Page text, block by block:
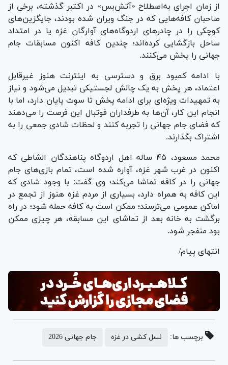
از زمان اجرای به‌اصطلاح «آتش‌بس» در اکتبر گذشته، برخی از
صاحبان کافه‌هایی که در جنگ ویران شده بودند، جایگزین‌های
کوچکی را در چادر‌های اردوگاه‌های آوارگان غزه یا در امتداد
ساحل بازگشایی کرده‌اند؛ چندین کافه اکنون مسابقات جام
جهانی را پخش می‌کنند.
با ادامه کمبود برق و دسترسی به اینترنت هنوز غیرقابل
اعتماد، هر پخش به یک چالش لجستیکی تبدیل می‌شود و نیاز
به تمهیدات ویژه‌ای برای ادامه پخش تا سوت پایان دارد، اما با
انجام این کار، آن‌ها به طرفداران فوتبال این فرصت را می‌دهند
که فضای جام جهانی را تجربه کنند و لحظات شادی جمعی را به
اشتراک بگذارند.
محمد مسعود، ۴۵ ساله اهل اردوگاه پناهندگان الشاطی که
اکنون در غرب شهر غزه، آواره شده است، تمام بازی‌های جام
جهانی را در کافه تماشا می‌کند؛ وی گفت: با وجود شادی که
این کافه به همراه دارد، بسیاری از مردم غزه هنوز از تجمع در
اماکن عمومی می‌ترسند؛ ممکن است به کافه حمله شود؛ در راه
برگشت به خانه بعد از تماشای این مسابقه، هر چیزی ممکن
بود منفجر شود.
انتهای پیام/
برچسب ها: نسل کشی در غزه جام جهانی 2026